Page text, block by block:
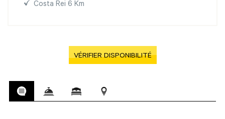
Costa Rei 6 Km
VÉRIFIER DISPONIBILITÉ